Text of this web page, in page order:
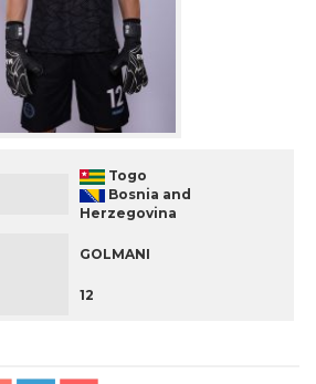
Togo
Bosnia and
Herzegovina
GOLMANI
12